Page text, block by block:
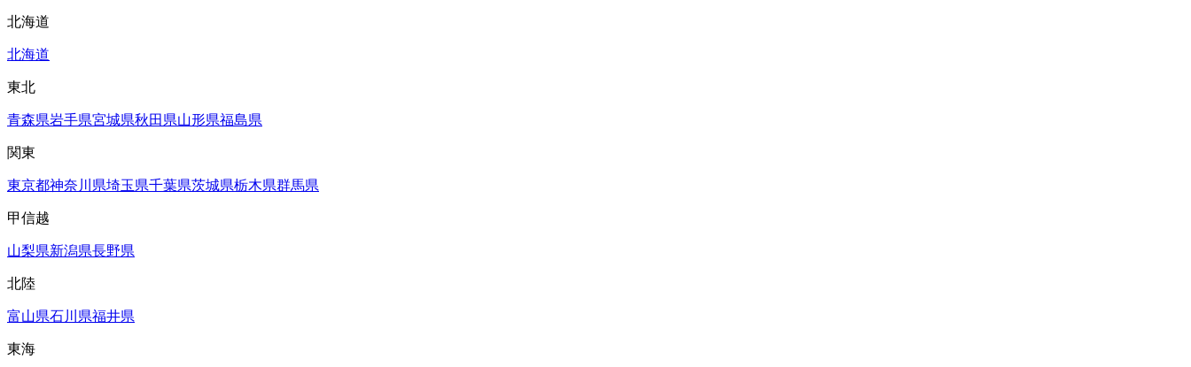
北海道
北海道
東北
青森県岩手県宮城県秋田県山形県福島県
関東
東京都神奈川県埼玉県千葉県茨城県栃木県群馬県
甲信越
山梨県新潟県長野県
北陸
富山県石川県福井県
東海